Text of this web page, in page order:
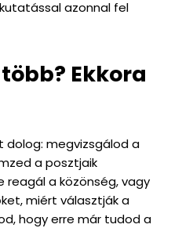
azonnal fel
Ekkora
dolog: megvizsgálod a
a posztjaik
reagál a közönség, vagy
miért választják a
hogy erre már tudod a